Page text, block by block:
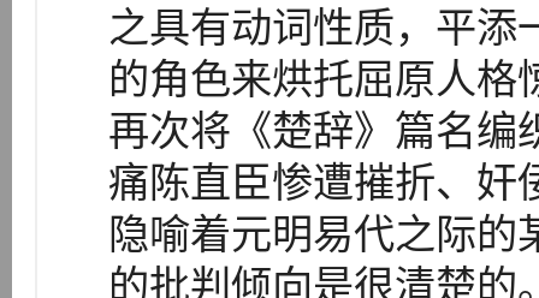
之具有动词性质，平添
的角色来烘托屈原人格
再次将《楚辞》篇名编
痛陈直臣惨遭摧折、奸
隐喻着元明易代之际的
的批判倾向是很清楚的